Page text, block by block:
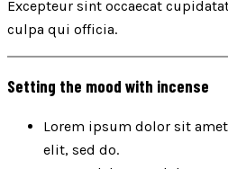
Excepteur sint occaecat
culpa qui officia.
Setting the mood with incense
Lorem ipsum dolor sit
elit, sed do.